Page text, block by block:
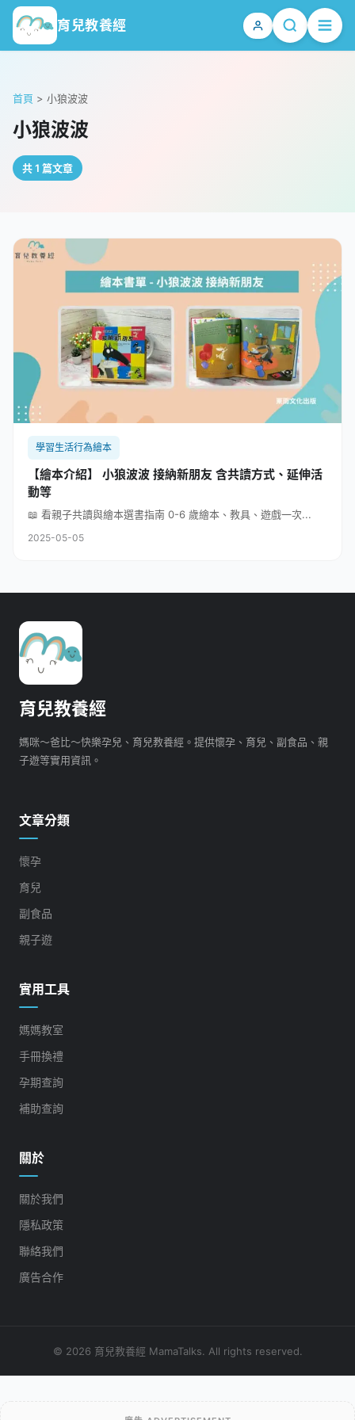
育兒教養經
首頁 > 小狼波波
小狼波波
共 1 篇文章
學習生活行為繪本
【繪本介紹】 小狼波波 接納新朋友 含共讀方式、延伸活
動等
📖 看親子共讀與繪本選書指南 0-6 歲繪本、教具、遊戲一次...
2025-05-05
育兒教養經
媽咪～爸比～快樂孕兒、育兒教養經。提供懷孕、育兒、副食品、親
子遊等實用資訊。
文章分類
懷孕
育兒
副食品
親子遊
實用工具
媽媽教室
手冊換禮
孕期查詢
補助查詢
關於
關於我們
隱私政策
聯絡我們
廣告合作
© 2026 育兒教養經 MamaTalks. All rights reserved.